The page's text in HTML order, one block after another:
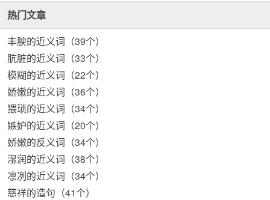
热门文章
丰腴的近义词（39个）
肮脏的近义词（33个）
模糊的近义词（22个）
娇嫩的近义词（36个）
猥琐的近义词（34个）
嫉妒的近义词（20个）
娇嫩的反义词（34个）
湿润的近义词（38个）
凛冽的近义词（34个）
慈祥的造句（41个）